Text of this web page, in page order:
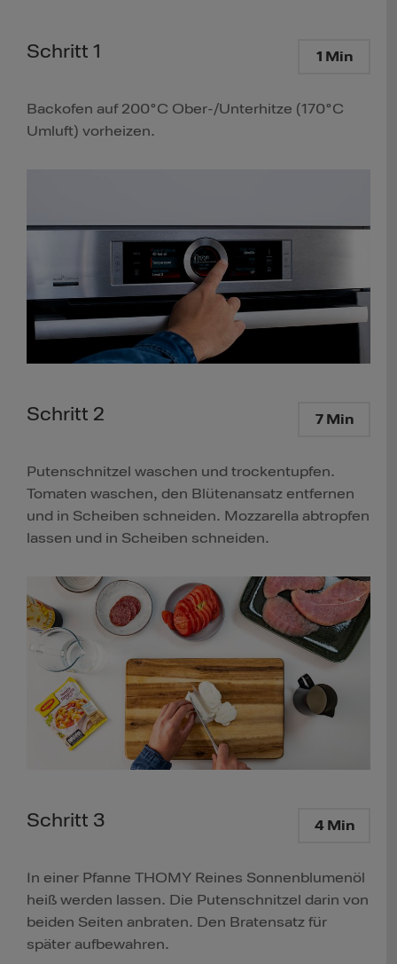
Schritt 1 1 Min
Backofen auf 200°C Ober-/Unterhitze (170°C
Umluft) vorheizen.
Schritt 2 7 Min
Putenschnitzel waschen und trockentupfen.
Tomaten waschen, den Blütenansatz entfernen
und in Scheiben schneiden. Mozzarella abtropfen
lassen und in Scheiben schneiden.
Schritt 3 4 Min
In einer Pfanne THOMY Reines Sonnenblumenöl
heiß werden lassen. Die Putenschnitzel darin von
beiden Seiten anbraten. Den Bratensatz für
später aufbewahren.